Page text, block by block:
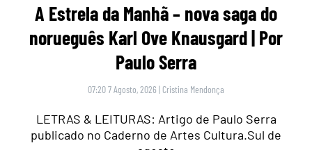
A Estrela da Manhã – nova saga do
norueguês Karl Ove Knausgard | Por
Paulo Serra
07:20 7 Agosto, 2026 | Cristina Mendonça
LETRAS & LEITURAS: Artigo de Paulo Serra
publicado no Caderno de Artes Cultura.Sul de